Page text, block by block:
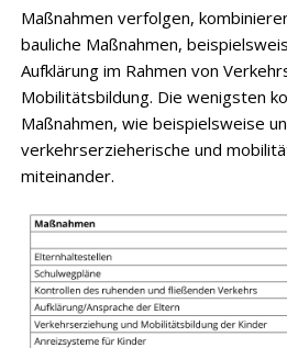
Maßnahmen verfolgen,
bauliche Maßnahmen,
Aufklärung im Rahmen von
Mobilitätsbildung. Die wenigsten
Maßnahmen, wie beispielsweise
verkehrserzieherische und
miteinander.